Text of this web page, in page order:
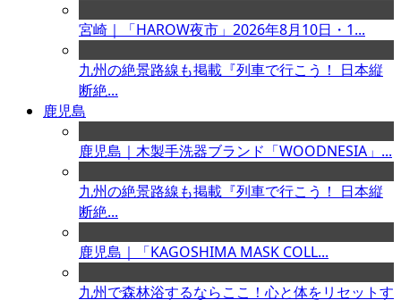
宮崎｜「HAROW夜市」2026年8月10日・1...
九州の絶景路線も掲載『列車で行こう！ 日本縦
断絶...
鹿児島
鹿児島｜木製手洗器ブランド「WOODNESIA」...
九州の絶景路線も掲載『列車で行こう！ 日本縦
断絶...
鹿児島｜「KAGOSHIMA MASK COLL...
九州で森林浴するならここ！心と体をリセットす